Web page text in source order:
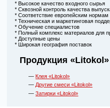
* Высокое качество входного сырья
* Сквозной контроль качества
* Соответствие европейским нормам
* Техническая и маркетинговая
* Обучение специалистов
* Полный комплекс материалов для
* Доступные цены
* Широкая география поставок
Продукция «Litokol»
Клея «Litokol»
Другие смеси «Litokol»
Затирки «Litokol»